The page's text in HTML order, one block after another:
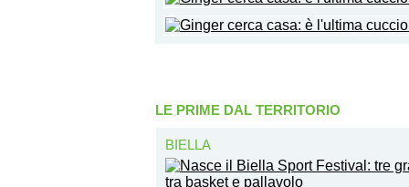
LE PRIME DAL TERRITORIO
BIELLA